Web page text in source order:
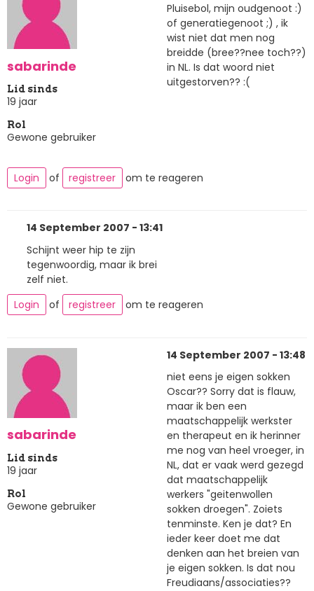
sabarinde
Lid sinds
19 jaar
Rol
Gewone gebruiker
Pluisebol, mijn oudgenoot :)
of generatiegenoot ;) , ik
wist niet dat men nog
breidde (bree??nee toch??)
in NL. Is dat woord niet
uitgestorven?? :(
Login of registreer om te reageren
14 September 2007 - 13:41
Schijnt weer hip te zijn
tegenwoordig, maar ik brei
zelf niet.
Login
of registreer om te reageren
sabarinde
Lid sinds
19 jaar
Rol
Gewone gebruiker
14 September 2007 - 13:48
niet eens je eigen sokken
Oscar?? Sorry dat is flauw,
maar ik ben een
maatschappelijk werkster
en therapeut en ik herinner
me nog van heel vroeger, in
NL, dat er vaak werd gezegd
dat maatschappelijk
werkers "geitenwollen
sokken droegen". Zoiets
tenminste. Ken je dat? En
ieder keer doet me dat
denken aan het breien van
je eigen sokken. Is dat nou
Freudiaans/associaties??